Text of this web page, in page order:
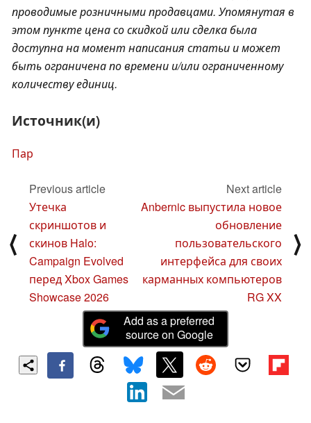
проводимые розничными продавцами. Упомянутая в
этом пункте цена со скидкой или сделка была
доступна на момент написания статьи и может
быть ограничена по времени и/или ограниченному
количеству единиц.
Источник(и)
Пар
⟨
Previous article
Утечка
скриншотов и
скинов Halo:
Campaign Evolved
перед Xbox Games
Showcase 2026
Next article
Anbernic выпустила новое
обновление
пользовательского
интерфейса для своих
карманных компьютеров
RG XX
⟩
Add as a preferred
source on Google